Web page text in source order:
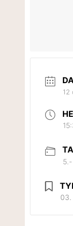
12
5.-
03.